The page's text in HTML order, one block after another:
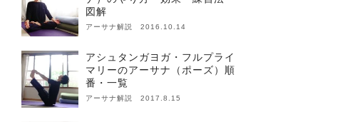
図解
アーサナ解説 2016.10.14
アシュタンガヨガ・フルプライ
マリーのアーサナ（ポーズ）順
番・一覧
アーサナ解説 2017.8.15